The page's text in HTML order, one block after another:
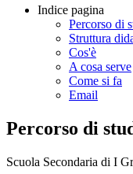
Indice pagina
Percorso di
Struttura
Cos'è
A cosa serve
Come si fa
Email
Percorso di
Scuola Secondaria di I